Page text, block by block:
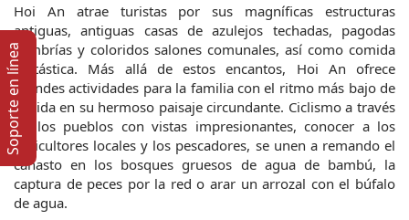
Hoi An atrae turistas por sus magníficas estructuras
antiguas, antiguas casas de azulejos techadas, pagodas
sombrías y coloridos salones comunales, así como comida
fantástica. Más allá de estos encantos, Hoi An ofrece
grandes actividades para la familia con el ritmo más bajo de
la vida en su hermoso paisaje circundante. Ciclismo a través
de los pueblos con vistas impresionantes, conocer a los
agricultores locales y los pescadores, se unen a remando el
canasto en los bosques gruesos de agua de bambú, la
captura de peces por la red o arar un arrozal con el búfalo
de agua.
Soporte en lí­nea